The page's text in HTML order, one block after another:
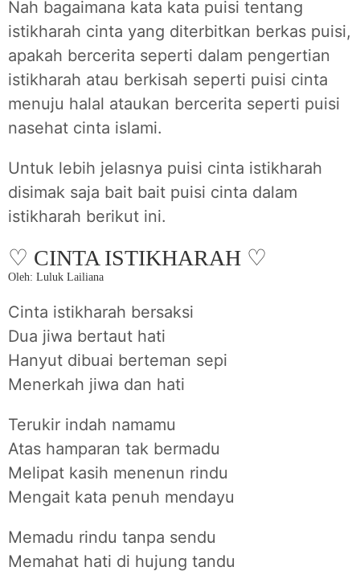
Nah bagaimana kata kata puisi tentang
istikharah cinta yang diterbitkan berkas puisi,
apakah bercerita seperti dalam pengertian
istikharah atau berkisah seperti puisi cinta
menuju halal ataukan bercerita seperti puisi
nasehat cinta islami.
Untuk lebih jelasnya puisi cinta istikharah
disimak saja bait bait puisi cinta dalam
istikharah berikut ini.
♡ CINTA ISTIKHARAH ♡
Oleh: Luluk Lailiana
Cinta istikharah bersaksi
Dua jiwa bertaut hati
Hanyut dibuai berteman sepi
Menerkah jiwa dan hati
Terukir indah namamu
Atas hamparan tak bermadu
Melipat kasih menenun rindu
Mengait kata penuh mendayu
Memadu rindu tanpa sendu
Memahat hati di hujung tandu